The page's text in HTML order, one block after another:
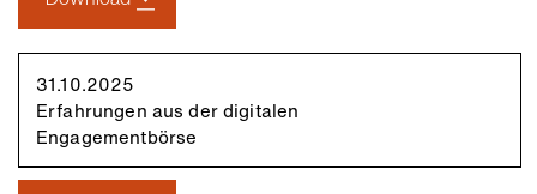
31.10.2025
Erfahrungen aus der digitalen
Engagementbörse